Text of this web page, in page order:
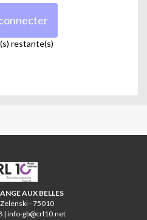
restante(s)
CRL10
AUX BELLES
- 75010
| info-gb@crl10.net